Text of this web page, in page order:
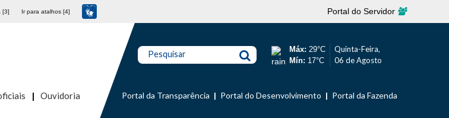
[3] Ir para atalhos [4] Portal do Servidor
Ouvidoria
Pesquisar Máx: 29°C
Mín: 17°C
Quinta-Feira,
06 de Agosto
Portal da Transparência Portal do Desenvolvimento Portal da Fazenda